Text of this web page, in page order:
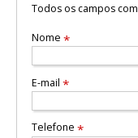
Todos os campos com
Nome *
E-mail *
Telefone *